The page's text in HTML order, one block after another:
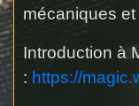
mécaniques
Introduction à
: https://